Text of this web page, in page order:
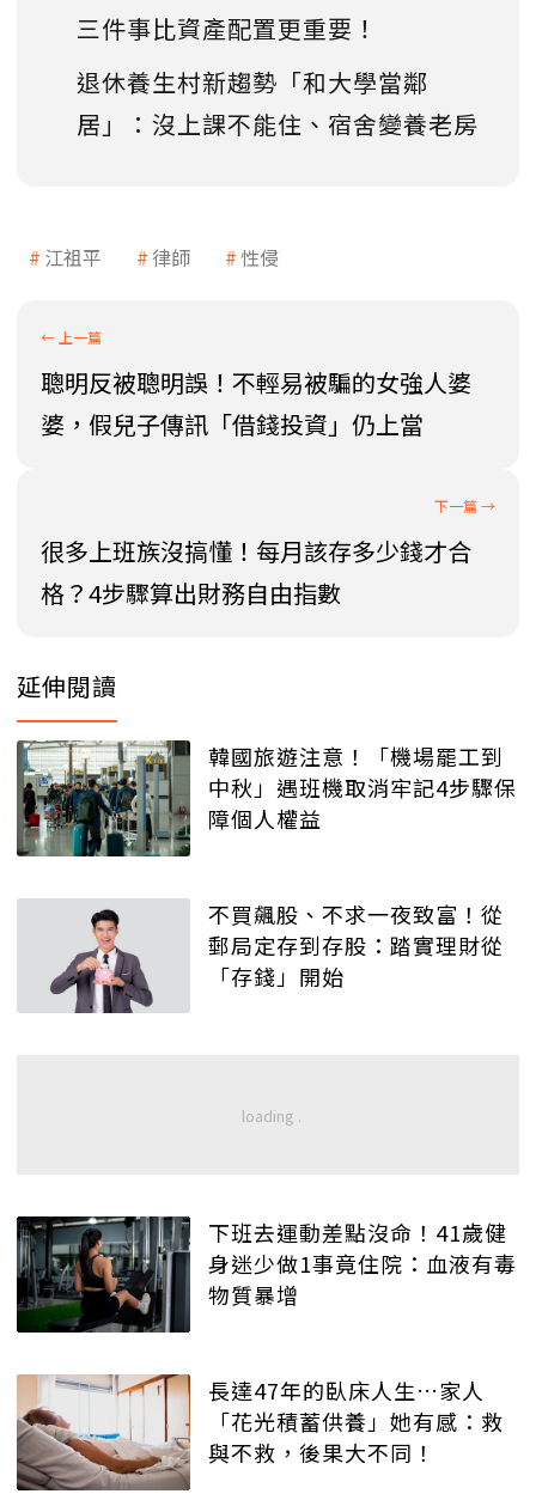
三件事比資產配置更重要！
退休養生村新趨勢「和大學當鄰
居」：沒上課不能住、宿舍變養老房
江祖平 律師 性侵
聰明反被聰明誤！不輕易被騙的女強人婆
婆，假兒子傳訊「借錢投資」仍上當
很多上班族沒搞懂！每月該存多少錢才合
格？4步驟算出財務自由指數
延伸閱讀
韓國旅遊注意！「機場罷工到
中秋」遇班機取消牢記4步驟保
障個人權益
不買飆股、不求一夜致富！從
郵局定存到存股：踏實理財從
「存錢」開始
下班去運動差點沒命！41歲健
身迷少做1事竟住院：血液有毒
物質暴增
長達47年的臥床人生…家人
「花光積蓄供養」她有感：救
與不救，後果大不同！